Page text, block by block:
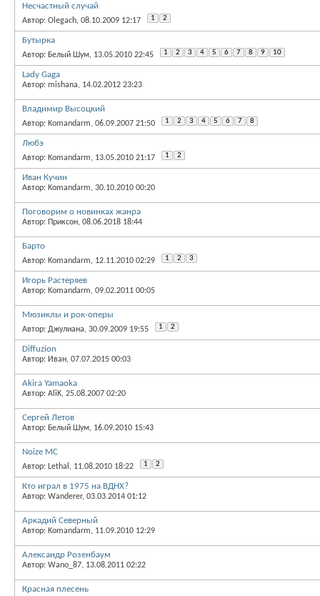
Несчастный случай
Автор: Olegach, 08.10.2009 12:17 1 2
Бутырка
Автор: Белый Шум, 13.05.2010 22:45 1 2 3 4 5 6 7 8 9 10
Lady Gaga
Автор: mishana, 14.02.2012 23:23
Владимир Высоцкий
Автор: Komandarm, 06.09.2007 21:50 1 2 3 4 5 6 7 8
Любэ
Автор: Komandarm, 13.05.2010 21:17 1 2
Иван Кучин
Автор: Komandarm, 30.10.2010 00:20
Поговорим о новинках жанра
Автор: Приксон, 08.06.2018 18:44
Барто
Автор: Komandarm, 12.11.2010 02:29 1 2 3
Игорь Растеряев
Автор: Komandarm, 09.02.2011 00:05
Мюзиклы и рок-оперы
Автор: Джулиана, 30.09.2009 19:55 1 2
Diffuzion
Автор: Иван, 07.07.2015 00:03
Akira Yamaoka
Автор: AliK, 25.08.2007 02:20
Сергей Летов
Автор: Белый Шум, 16.09.2010 15:43
Noize MC
Автор: Lethal, 11.08.2010 18:22 1 2
Кто играл в 1975 на ВДНХ?
Автор: Wanderer, 03.03.2014 01:12
Аркадий Северный
Автор: Komandarm, 11.09.2010 12:29
Александр Розенбаум
Автор: Wano_87, 13.08.2011 02:22
Красная плесень